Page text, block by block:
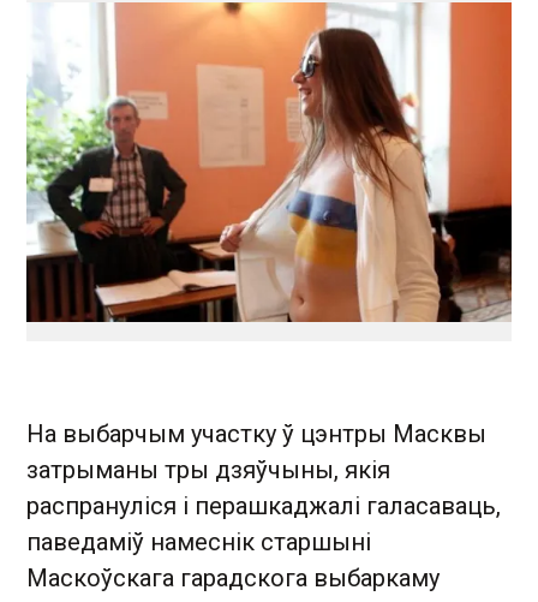
На выбарчым участку ў цэнтры Масквы
затрыманы тры дзяўчыны, якія
распрануліся і перашкаджалі галасаваць,
паведаміў намеснік старшыні
Маскоўскага гарадскога выбаркаму